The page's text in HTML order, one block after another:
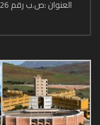
العنوان :ص.ب رقم 26 .RP ميلة 43000 الجزائر